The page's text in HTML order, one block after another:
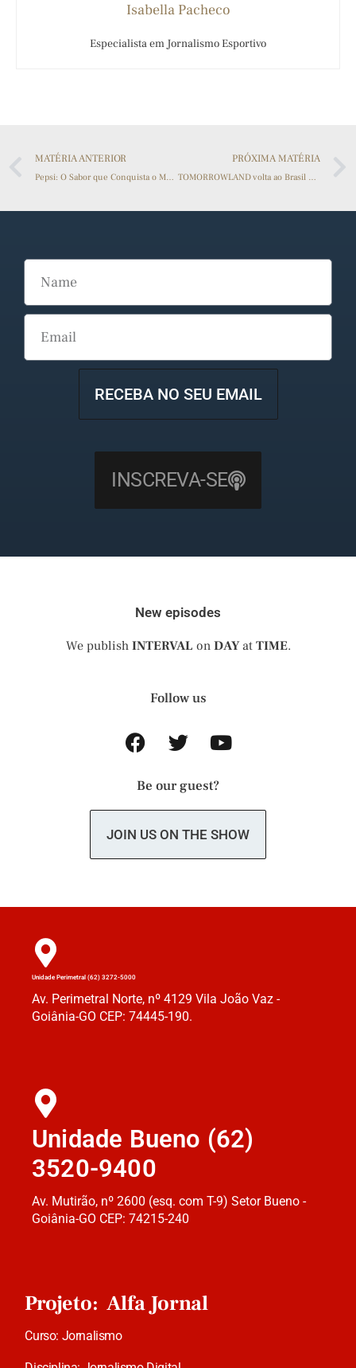
Isabella Pacheco
Especialista em Jornalismo Esportivo
MATÉRIA ANTERIOR
Pepsi: O Sabor que Conquista o Mundo em Cada Gole!
PRÓXIMA MATÉRIA
TOMORROWLAND volta ao Brasil em 2023.
RECEBA NO SEU EMAIL
INSCREVA-SE
New episodes
We publish INTERVAL on DAYat TIME.
Follow us
Be our guest?
JOIN US ON THE SHOW
Unidade Perimetral (62) 3272-5000
Av. Perimetral Norte, nº 4129 Vila João Vaz -
Goiânia-GO CEP: 74445-190.
Unidade Bueno (62)
3520-9400
Av. Mutirão, nº 2600 (esq. com T-9) Setor Bueno -
Goiânia-GO CEP: 74215-240
Projeto: Alfa Jornal
Curso: Jornalismo